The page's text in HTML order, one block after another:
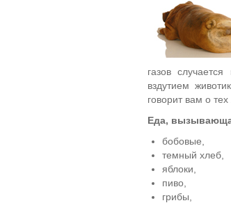
газов
вздутием
говорит вам о
Еда,
бобовые,
темный хлеб,
яблоки,
пиво,
грибы,